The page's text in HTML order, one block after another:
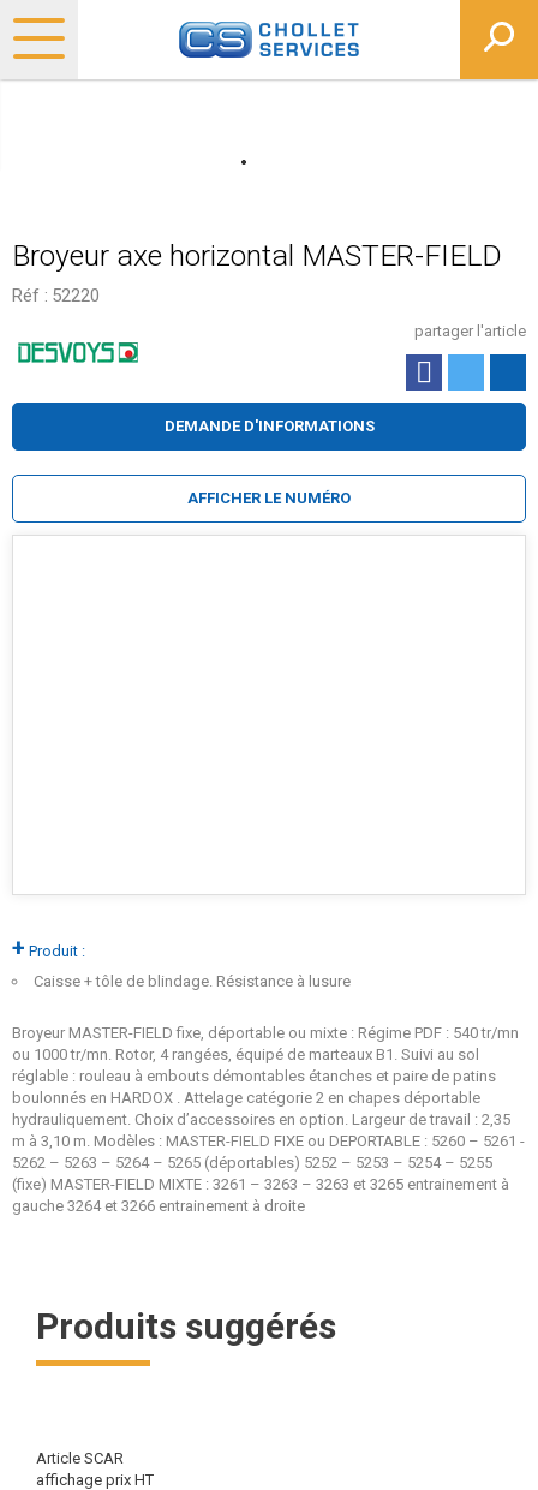
Broyeur axe horizontal MASTER-FIELD
Réf : 52220
+ Produit :
Caisse + tôle de blindage. Résistance à lusure
partager l'article
Broyeur MASTER-FIELD fixe, déportable ou mixte : Régime PDF : 540 tr/mn
ou 1000 tr/mn. Rotor, 4 rangées, équipé de marteaux B1. Suivi au sol
réglable : rouleau à embouts démontables étanches et paire de patins
boulonnés en HARDOX . Attelage catégorie 2 en chapes déportable
hydrauliquement. Choix d’accessoires en option. Largeur de travail : 2,35
m à 3,10 m. Modèles : MASTER-FIELD FIXE ou DEPORTABLE : 5260 – 5261 -
5262 – 5263 – 5264 – 5265 (déportables) 5252 – 5253 – 5254 – 5255
(fixe) MASTER-FIELD MIXTE : 3261 – 3263 – 3263 et 3265 entrainement à
gauche 3264 et 3266 entrainement à droite
DEMANDE D'INFORMATIONS
AFFICHER LE NUMÉRO
Produits suggérés
Article SCAR
affichage prix HT